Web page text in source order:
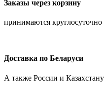
Заказы через корзину
принимаются круглосуточно
Доставка по Беларуси
А также России и Казахстану